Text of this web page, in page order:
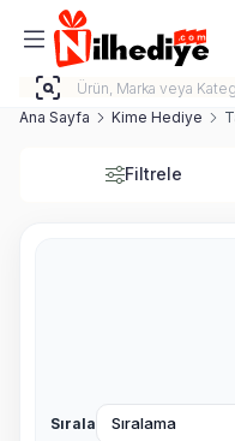
Ana Sayfa Kime Hediye
Filtrele
Sırala